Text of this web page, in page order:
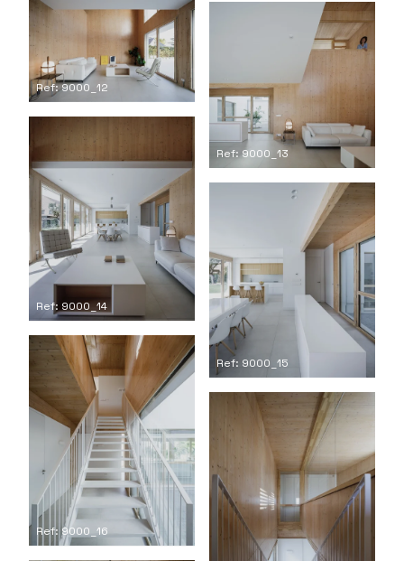
Ref: 9000_12
Ref: 9000_13
Ref: 9000_14
Ref: 9000_15
Ref: 9000_16